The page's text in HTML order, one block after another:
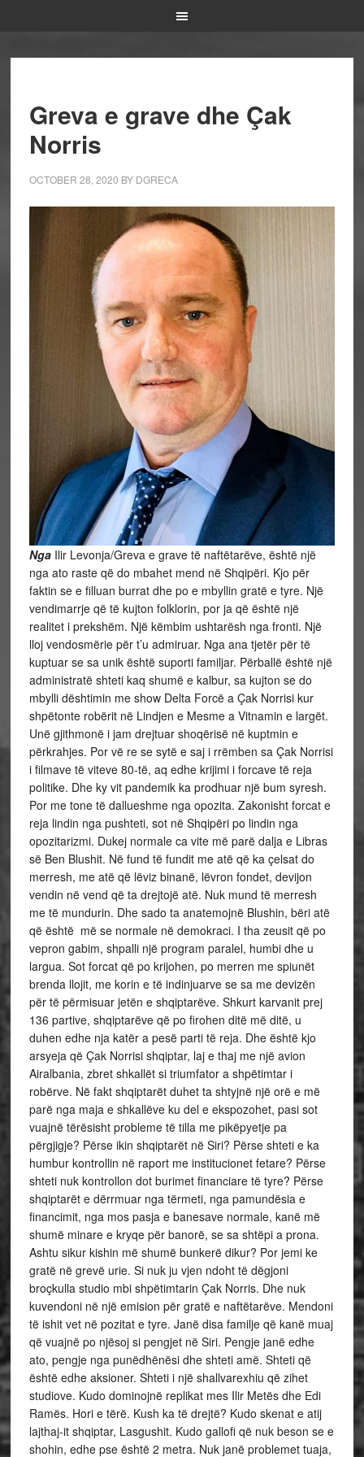
Greva e grave dhe Çak
Norris
OCTOBER 28, 2020 BY DGRECA
Nga Ilir Levonja/Greva e grave të naftëtarëve, është një
nga ato raste që do mbahet mend në Shqipëri. Kjo për
faktin se e filluan burrat dhe po e mbyllin gratë e tyre. Një
vendimarrje që të kujton folklorin, por ja që është një
realitet i prekshëm. Një këmbim ushtarësh nga fronti. Një
lloj vendosmërie për t’u admiruar. Nga ana tjetër për të
kuptuar se sa unik është suporti familjar. Përballë është një
administratë shteti kaq shumë e kalbur, sa kujton se do
mbylli dështimin me show Delta Forcë a Çak Norrisi kur
shpëtonte robërit në Lindjen e Mesme a Vitnamin e largët.
Unë gjithmonë i jam drejtuar shoqërisë në kuptmin e
përkrahjes. Por vë re se sytë e saj i rrëmben sa Çak Norrisi
i filmave të viteve 80-të, aq edhe krijimi i forcave të reja
politike. Dhe ky vit pandemik ka prodhuar një bum syresh.
Por me tone të dallueshme nga opozita. Zakonisht forcat e
reja lindin nga pushteti, sot në Shqipëri po lindin nga
opozitarizmi. Dukej normale ca vite më parë dalja e Libras
së Ben Blushit. Në fund të fundit me atë që ka çelsat do
merresh, me atë që lëviz binanë, lëvron fondet, devijon
vendin në vend që ta drejtojë atë. Nuk mund të merresh
me të mundurin. Dhe sado ta anatemojnë Blushin, bëri atë
që është më se normale në demokraci. I tha zeusit që po
vepron gabim, shpalli një program paralel, humbi dhe u
largua. Sot forcat që po krijohen, po merren me spiunët
brenda llojit, me korin e të indinjuarve se sa me devizën
për të përmisuar jetën e shqiptarëve. Shkurt karvanit prej
136 partive, shqiptarëve që po firohen ditë më ditë, u
duhen edhe nja katër a pesë parti të reja. Dhe është kjo
arsyeja që Çak Norrisi shqiptar, laj e thaj me një avion
Airalbania, zbret shkallët si triumfator a shpëtimtar i
robërve. Në fakt shqiptarët duhet ta shtyjnë një orë e më
parë nga maja e shkallëve ku del e ekspozohet, pasi sot
vuajnë tërësisht probleme të tilla me pikëpyetje pa
përgjigje? Përse ikin shqiptarët në Siri? Përse shteti e ka
humbur kontrollin në raport me institucionet fetare? Përse
shteti nuk kontrollon dot burimet financiare të tyre? Përse
shqiptarët e dërrmuar nga tërmeti, nga pamundësia e
financimit, nga mos pasja e banesave normale, kanë më
shumë minare e kryqe për banorë, se sa shtëpi a prona.
Ashtu sikur kishin më shumë bunkerë dikur? Por jemi ke
gratë në grevë urie. Si nuk ju vjen ndoht të dëgjoni
broçkulla studio mbi shpëtimtarin Çak Norris. Dhe nuk
kuvendoni në një emision për gratë e naftëtarëve. Mendoni
të ishit vet në pozitat e tyre. Janë disa familje që kanë muaj
që vuajnë po njësoj si pengjet në Siri. Pengje janë edhe
ato, pengje nga punëdhënësi dhe shteti amë. Shteti që
është edhe aksioner. Shteti i një shallvarexhiu që zihet
studiove. Kudo dominojnë replikat mes Ilir Metës dhe Edi
Ramës. Hori e tërë. Kush ka të drejtë? Kudo skenat e atij
lajthaj-it shqiptar, Lasgushit. Kudo gallofi që nuk beson se e
shohin, edhe pse është 2 metra. Nuk janë problemet tuaja,